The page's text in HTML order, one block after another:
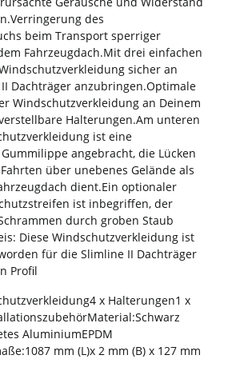
des
beim Transport sperriger
Fahrzeugdach.Mit drei einfachen
sicher an
Dachträger anzubringen.Optimale
Windschutzverkleidung an Deinem
Halterungen.Am unteren
ist eine
angebracht, die Lücken
über unebenes Gelände als
dient.Ein optionaler
ist inbegriffen, der
durch groben Staub
Diese Windschutzverkleidung ist
für die Slimline II Dachträger
Profil
x Halterungen1 x
AluminiumEPDM
mm (L)x 2 mm (B) x 127 mm